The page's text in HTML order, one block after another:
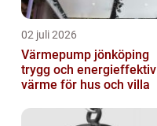
02 juli 2026
Värmepump jönköping
trygg och energieffektiv
värme för hus och villa